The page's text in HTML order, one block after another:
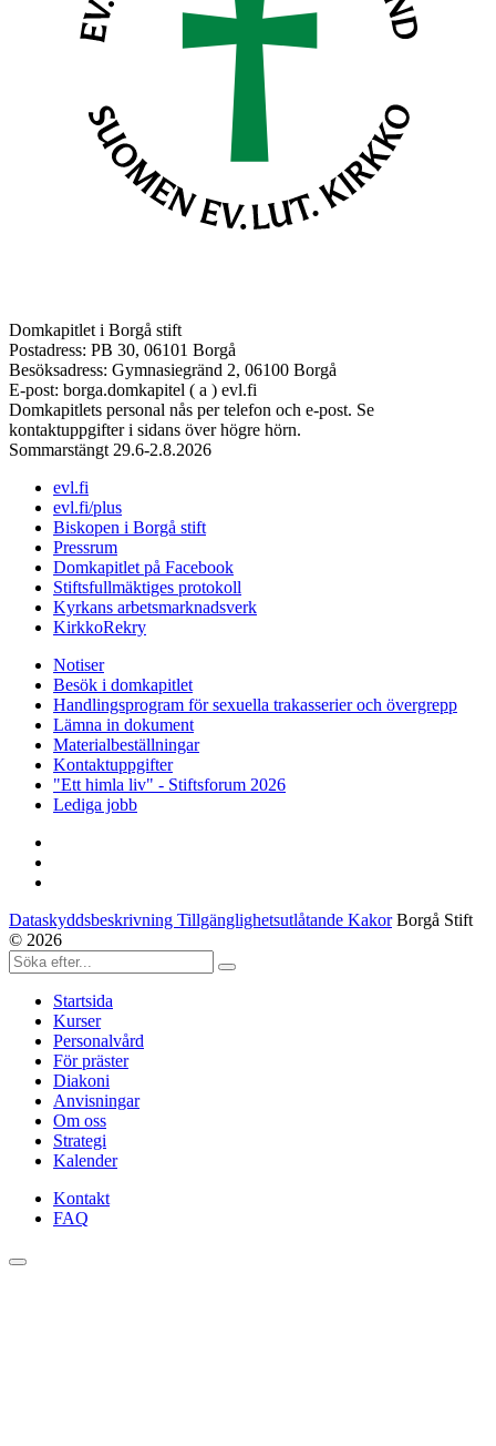
Domkapitlet i Borgå stift
Postadress: PB 30, 06101 Borgå
Besöksadress: Gymnasiegränd 2, 06100 Borgå
E-post: borga.domkapitel ( a ) evl.fi
Domkapitlets personal nås per telefon och e-post. Se
kontaktuppgifter i sidans över högre hörn.
Sommarstängt 29.6-2.8.2026
evl.fi
evl.fi/plus
Biskopen i Borgå stift
Pressrum
Domkapitlet på Facebook
Stiftsfullmäktiges protokoll
Kyrkans arbetsmarknadsverk
KirkkoRekry
Notiser
Besök i domkapitlet
Handlingsprogram för sexuella trakasserier och övergrepp
Lämna in dokument
Materialbeställningar
Kontaktuppgifter
"Ett himla liv" - Stiftsforum 2026
Lediga jobb
Dataskyddsbeskrivning Tillgänglighetsutlåtande Kakor Borgå Stift
© 2026
Startsida
Kurser
Personalvård
För präster
Diakoni
Anvisningar
Om oss
Strategi
Kalender
Kontakt
FAQ